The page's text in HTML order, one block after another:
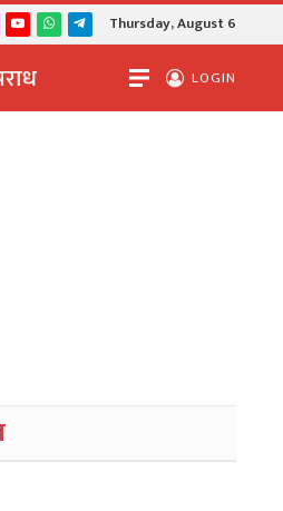
YouTubeWhatsApp
TelegramThursday, August 6
LOGIN